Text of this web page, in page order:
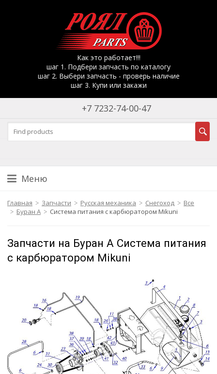
Как это работает!!!
шаг 1. Подбери запчасть по каталогу
шаг 2. Выбери запчасть - проверь наличие
шаг 3. Купи или закажи
+7 7232-74-00-47
Меню
Главная Запчасти Русская механика Снегоход
Все
Буран А
Система питания с карбюратором Mikuni
Запчасти на Буран А Система питания
с карбюратором Mikuni